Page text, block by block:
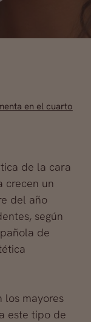
en el cuarto
de la cara
crecen un
del año
según
de
los mayores
este tipo de